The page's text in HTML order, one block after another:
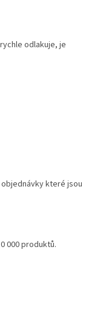
odlakuje, je
které jsou
000 produktů.